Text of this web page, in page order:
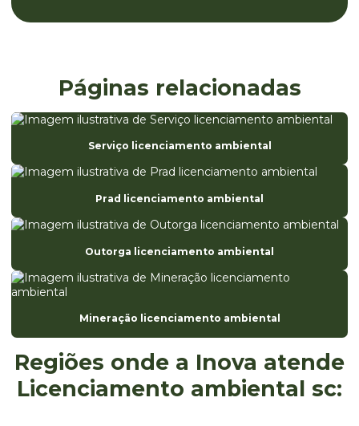
Consultoria ambiental santa catarina
Consultoria e licenciamento ambiental
Eia estudo de impacto ambiental
Elaboração da análise preliminar de riscos
Elaboração de fispq
Elaboração de laudos e pareceres técnicos ambientais
Empresa de avaliação ambiental
Empresa de ete
Empresa monitoramento ambiental
Empresa de projetos ambientais
Páginas relacionadas
Serviço licenciamento ambiental
Prad licenciamento ambiental
Outorga licenciamento ambiental
Mineração licenciamento ambiental
Regiões onde a Inova atende
Licenciamento ambiental sc: